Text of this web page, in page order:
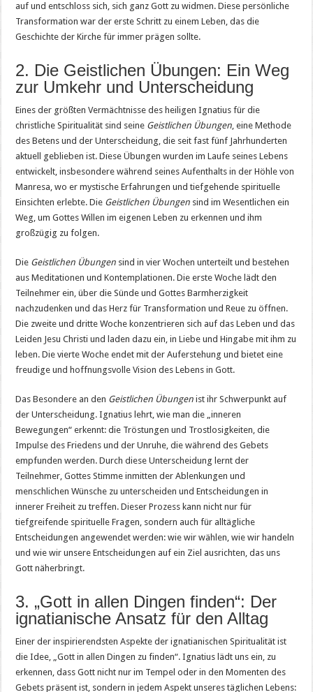
auf und entschloss sich, sich ganz Gott zu widmen. Diese persönliche
Transformation war der erste Schritt zu einem Leben, das die
Geschichte der Kirche für immer prägen sollte.
2. Die Geistlichen Übungen: Ein Weg
zur Umkehr und Unterscheidung
Eines der größten Vermächtnisse des heiligen Ignatius für die
christliche Spiritualität sind seine Geistlichen Übungen, eine Methode
des Betens und der Unterscheidung, die seit fast fünf Jahrhunderten
aktuell geblieben ist. Diese Übungen wurden im Laufe seines Lebens
entwickelt, insbesondere während seines Aufenthalts in der Höhle von
Manresa, wo er mystische Erfahrungen und tiefgehende spirituelle
Einsichten erlebte. Die Geistlichen Übungen sind im Wesentlichen ein
Weg, um Gottes Willen im eigenen Leben zu erkennen und ihm
großzügig zu folgen.
Die Geistlichen Übungen sind in vier Wochen unterteilt und bestehen
aus Meditationen und Kontemplationen. Die erste Woche lädt den
Teilnehmer ein, über die Sünde und Gottes Barmherzigkeit
nachzudenken und das Herz für Transformation und Reue zu öffnen.
Die zweite und dritte Woche konzentrieren sich auf das Leben und das
Leiden Jesu Christi und laden dazu ein, in Liebe und Hingabe mit ihm zu
leben. Die vierte Woche endet mit der Auferstehung und bietet eine
freudige und hoffnungsvolle Vision des Lebens in Gott.
Das Besondere an den Geistlichen Übungen ist ihr Schwerpunkt auf
der Unterscheidung. Ignatius lehrt, wie man die „inneren
Bewegungen“ erkennt: die Tröstungen und Trostlosigkeiten, die
Impulse des Friedens und der Unruhe, die während des Gebets
empfunden werden. Durch diese Unterscheidung lernt der
Teilnehmer, Gottes Stimme inmitten der Ablenkungen und
menschlichen Wünsche zu unterscheiden und Entscheidungen in
innerer Freiheit zu treffen. Dieser Prozess kann nicht nur für
tiefgreifende spirituelle Fragen, sondern auch für alltägliche
Entscheidungen angewendet werden: wie wir wählen, wie wir handeln
und wie wir unsere Entscheidungen auf ein Ziel ausrichten, das uns
Gott näherbringt.
3. „Gott in allen Dingen finden“: Der
ignatianische Ansatz für den Alltag
Einer der inspirierendsten Aspekte der ignatianischen Spiritualität ist
die Idee, „Gott in allen Dingen zu finden“. Ignatius lädt uns ein, zu
erkennen, dass Gott nicht nur im Tempel oder in den Momenten des
Gebets präsent ist, sondern in jedem Aspekt unseres täglichen Lebens: